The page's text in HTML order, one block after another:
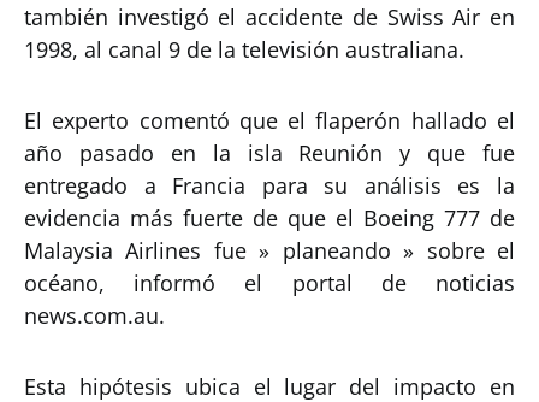
también investigó el accidente de Swiss Air en
1998, al canal 9 de la televisión australiana.
El experto comentó que el flaperón hallado el
año pasado en la isla Reunión y que fue
entregado a Francia para su análisis es la
evidencia más fuerte de que el Boeing 777 de
Malaysia Airlines fue » planeando » sobre el
océano, informó el portal de noticias
news.com.au.
Esta hipótesis ubica el lugar del impacto en